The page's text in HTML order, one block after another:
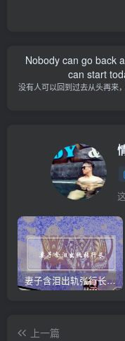
Nobody can go back
can start
没有人可以回到过去从头再来
妻子含泪出轨张行长 她说全都是因为家中
上一篇